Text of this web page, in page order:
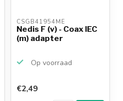
CSGB41954ME
Nedis F (v) - Coax IEC
(m) adapter
Op voorraad
€2,49